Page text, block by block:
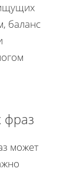
баланс
фраз
может